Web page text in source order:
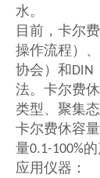
水。
目前，卡尔
操作流程）、
协会）和DIN
法。卡尔费
类型、聚集
卡尔费休容
量0.1-100%的
应用仪器：